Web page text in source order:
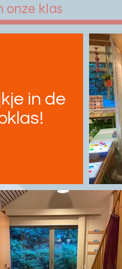
onze klas
in de